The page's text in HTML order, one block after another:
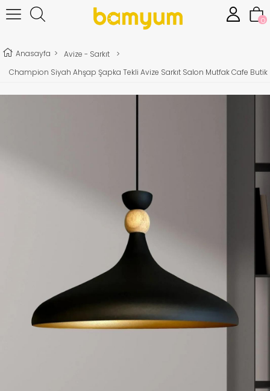
0
Anasayfa > Avize - Sarkıt
>
Champion Siyah Ahşap Şapka Tekli Avize Sarkıt Salon Mutfak Cafe